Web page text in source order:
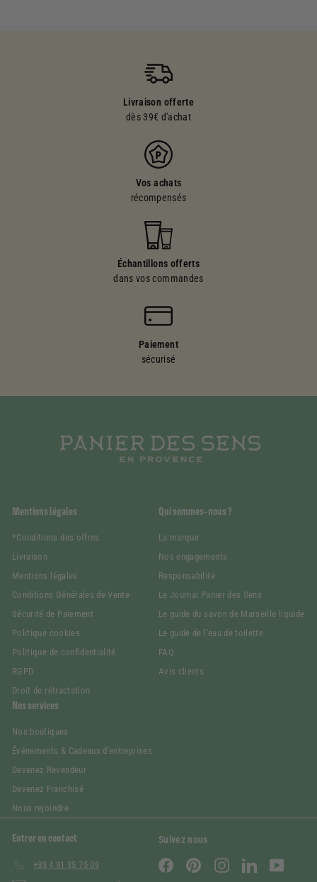
Livraison offerte
dès 39€ d'achat
Vos achats
récompensés
Échantillons offerts
dans vos commandes
Paiement
sécurisé
Mentions légales
*Conditions des offres
Livraison
Mentions légales
Conditions Générales de Vente
Sécurité de Paiement
Politique cookies
Politique de confidentialité
RGPD
Droit de rétractation
Qui sommes-nous ?
La marque
Nos engagements
Responsabilité
Le Journal Panier des Sens
Le guide du savon de Marseille liquide
Le guide de l'eau de toilette
FAQ
Avis clients
Nos services
Nos boutiques
Événements & Cadeaux d'entreprises
Devenez Revendeur
Devenez Franchisé
Nous rejoindre
Entrer en contact
+33 4 91 35 75 09
Suivez nous
FacebookPinterestInstagramLinkedIn